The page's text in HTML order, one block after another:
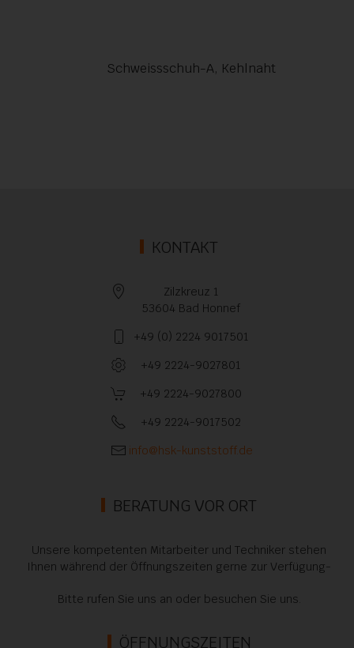
Schweissschuh-A, Kehlnaht
KONTAKT
Zilzkreuz 1
53604 Bad Honnef
+49 (0) 2224 9017501
+49 2224-9027801
+49 2224-9027800
+49 2224-9017502
info@hsk-kunststoff.de
BERATUNG VOR ORT
Unsere kompetenten Mitarbeiter und Techniker stehen
Ihnen während der Öffnungszeiten gerne zur Verfügung-
Bitte rufen Sie uns an oder besuchen Sie uns.
ÖFFNUNGSZEITEN